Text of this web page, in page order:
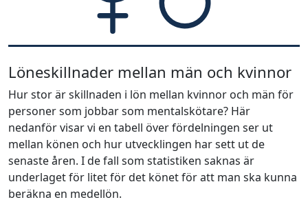
Löneskillnader mellan män och kvinnor
Hur stor är skillnaden i lön mellan kvinnor och män för
personer som jobbar som mentalskötare? Här
nedanför visar vi en tabell över fördelningen ser ut
mellan könen och hur utvecklingen har sett ut de
senaste åren. I de fall som statistiken saknas är
underlaget för litet för det könet för att man ska kunna
beräkna en medellön.